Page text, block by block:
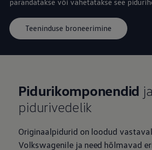
Teeninduse broneerimine
Pidurikomponendid ja
pidurivedelik
Originaalpidurid on loodud
Volkswagenile ja need hõlmavad